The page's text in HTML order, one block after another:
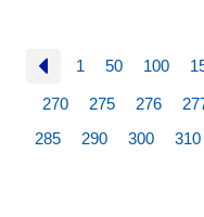
1 50 100
270 275 276
285
290 300 310